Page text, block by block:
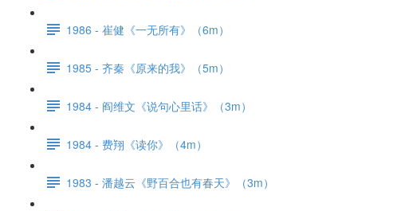
1986 - 崔健《一无所有》（6m）
1985 - 齐秦《原来的我》（5m）
1984 - 阎维文《说句心里话》（3m）
1984 - 费翔《读你》（4m）
1983 - 潘越云《野百合也有春天》（3m）